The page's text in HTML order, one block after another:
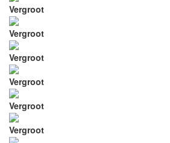
Vergroot
Vergroot
Vergroot
Vergroot
Vergroot
Vergroot